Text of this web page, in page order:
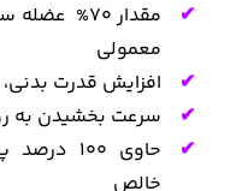
مقدار 70%
معمولی
افزایش قدرت
سرعت بخشیدن به
حاوی
خالص